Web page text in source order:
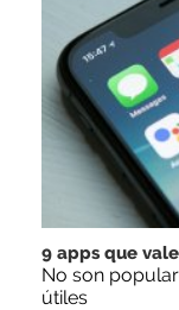
9 apps que
No son
útiles